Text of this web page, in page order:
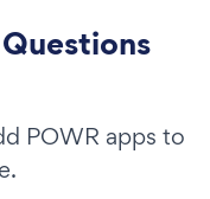
POWR apps to